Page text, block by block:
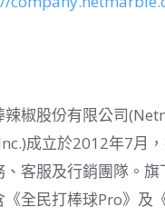
辣椒股份有限公司
成立於2012年7月
、客服及行銷團隊。旗
《全民打棒球Pro》及